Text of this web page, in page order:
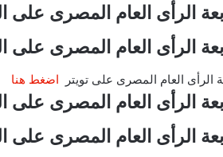
الرأى العام المصرى على
الرأى العام المصرى على
الرأى العام المصرى على تويتر اضغط هنا
الرأى العام المصرى على
الرأى العام المصرى على